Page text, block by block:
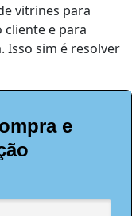
vitrines para
e para
Isso sim é resolver
e